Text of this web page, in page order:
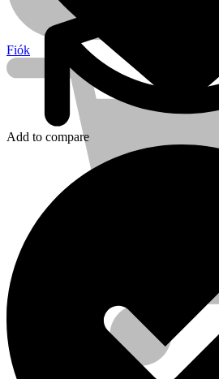
Kihlberg
Fiók
Add to compare